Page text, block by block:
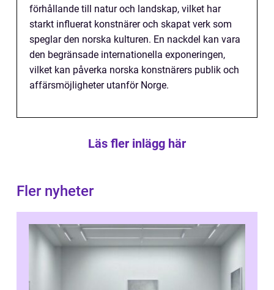
förhållande till natur och landskap, vilket har
starkt influerat konstnärer och skapat verk som
speglar den norska kulturen. En nackdel kan vara
den begränsade internationella exponeringen,
vilket kan påverka norska konstnärers publik och
affärsmöjligheter utanför Norge.
Läs fler inlägg här
Fler nyheter